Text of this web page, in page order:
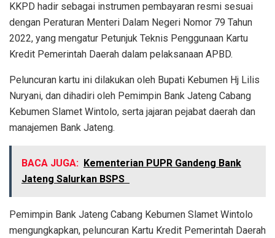
KKPD hadir sebagai instrumen pembayaran resmi sesuai
dengan Peraturan Menteri Dalam Negeri Nomor 79 Tahun
2022, yang mengatur Petunjuk Teknis Penggunaan Kartu
Kredit Pemerintah Daerah dalam pelaksanaan APBD.
Peluncuran kartu ini dilakukan oleh Bupati Kebumen Hj Lilis
Nuryani, dan dihadiri oleh Pemimpin Bank Jateng Cabang
Kebumen Slamet Wintolo, serta jajaran pejabat daerah dan
manajemen Bank Jateng.
BACA JUGA: Kementerian PUPR Gandeng Bank
Jateng Salurkan BSPS
Pemimpin Bank Jateng Cabang Kebumen Slamet Wintolo
mengungkapkan, peluncuran Kartu Kredit Pemerintah Daerah